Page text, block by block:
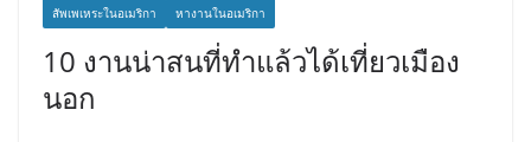
สัพเพเหระในอเมริกา หางานในอเมริกา
10 งานน่าสนที่ทำแล้วได้เที่ยวเมือง
นอก